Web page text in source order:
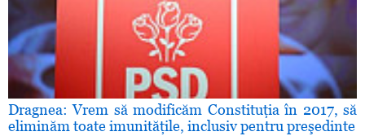
Dragnea: Vrem să modificăm Constituţia în 2017, să
eliminăm toate imunităţile, inclusiv pentru preşedinte